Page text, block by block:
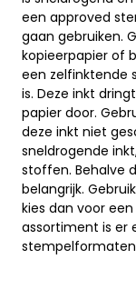
een approved
gaan gebruiken.
kopieerpapier of
een zelfinktende
is. Deze inkt
papier door.
deze inkt niet
sneldrogende
stoffen. Behalve
belangrijk.
kies dan voor
assortiment is er